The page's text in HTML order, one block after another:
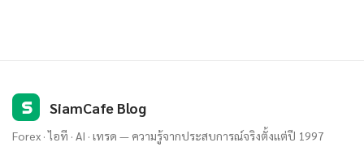
S SiamCafe Blog
Forex · ไอที · AI · เทรด — ความรู้จากประสบการณ์จริงตั้งแต่ปี 1997